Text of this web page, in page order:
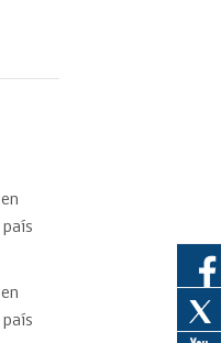
Archivo de noticias